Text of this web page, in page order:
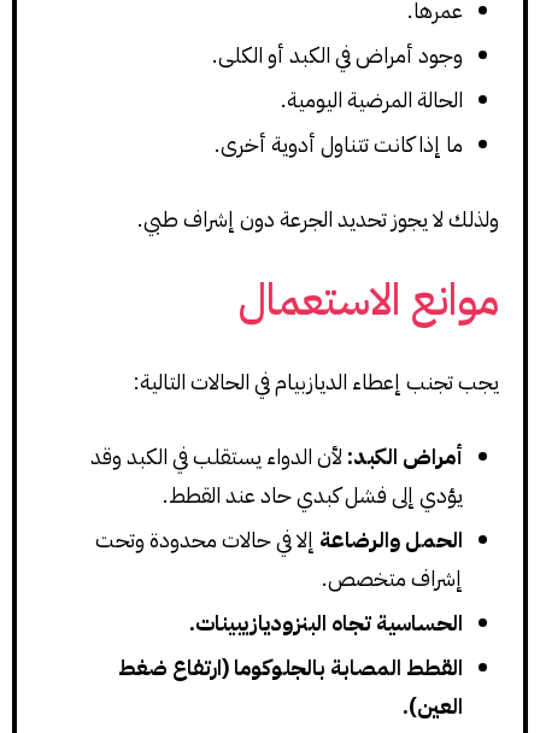
عمرها.
وجود أمراض في الكبد أو الكلى.
الحالة المرضية اليومية.
ما إذا كانت تتناول أدوية أخرى.
ولذلك لا يجوز تحديد الجرعة دون إشراف طبي.
موانع الاستعمال
يجب تجنب إعطاء الديازبيام في الحالات التالية:
أمراض الكبد: لأن الدواء يستقلب في الكبد وقد
يؤدي إلى فشل كبدي حاد عند القطط.
الحمل والرضاعة إلا في حالات محدودة وتحت
إشراف متخصص.
الحساسية تجاه البنزوديازيبينات.
القطط المصابة بالجلوكوما (ارتفاع ضغط
العين).